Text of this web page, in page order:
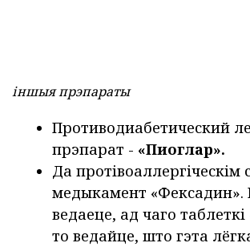
іншыя прэпараты
Противодиабетический
прэпарат - «Пиоглар».
Да протівоаллергіческім
медыкамент «Фексадин».
ведаеце, ад чаго
то ведайце, што гэта